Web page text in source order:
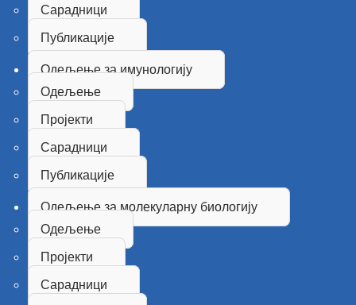
Сарадници
Публикације
Одељење за имунологију
Одељење
Пројекти
Сарадници
Публикације
Одељење за молекуларну биологију
Одељење
Пројекти
Сарадници